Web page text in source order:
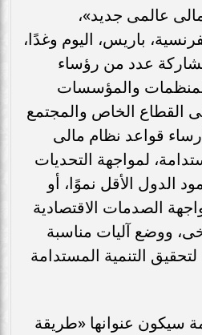
عالمى جديد»،
باريس، اليوم وغدًا،
عدد من رؤساء
والمؤسسات
القطاع الخاص والمجتمع
قواعد نظام مالى
لمواجهة التحديات
الدول الأقل نموًا، أو
الصدمات الاقتصادية
ووضع آليات مناسبة
لتحقيق التنمية المستدامة
سيكون عنوانها «طريقة